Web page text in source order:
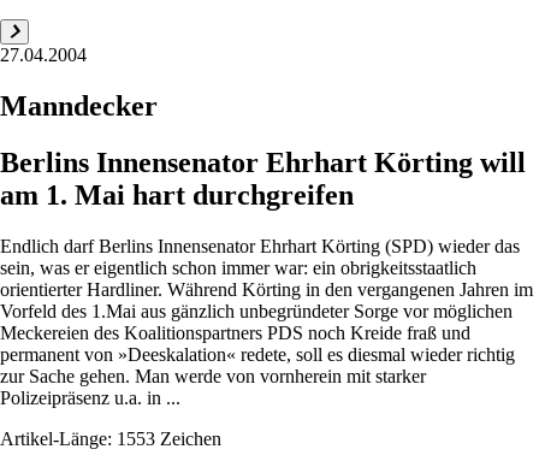
27.04.2004
Manndecker
Berlins Innensenator Ehrhart Körting will
am 1. Mai hart durchgreifen
Endlich darf Berlins Innensenator Ehrhart Körting (SPD) wieder das
sein, was er eigentlich schon immer war: ein obrigkeitsstaatlich
orientierter Hardliner. Während Körting in den vergangenen Jahren im
Vorfeld des 1.Mai aus gänzlich unbegründeter Sorge vor möglichen
Meckereien des Koalitionspartners PDS noch Kreide fraß und
permanent von »Deeskalation« redete, soll es diesmal wieder richtig
zur Sache gehen. Man werde von vornherein mit starker
Polizeipräsenz u.a. in ...
Artikel-Länge: 1553 Zeichen